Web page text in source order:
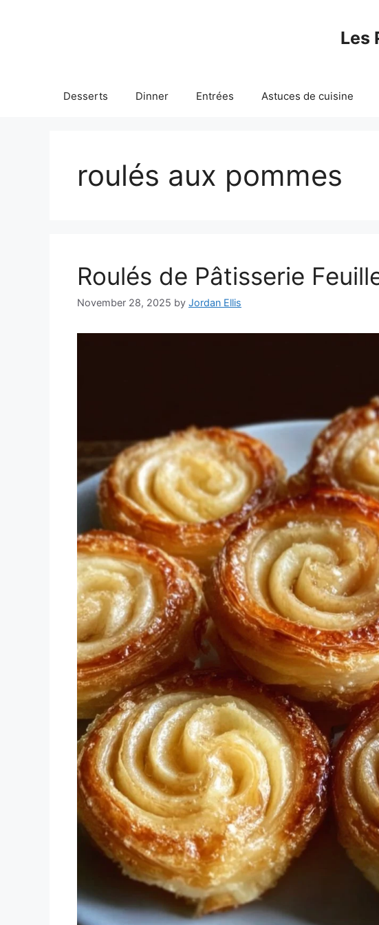
Les
Desserts Dinner Entrées Astuces de cuisine
roulés aux pommes
Roulés de Pâtisserie
November 28, 2025 by Jordan Ellis